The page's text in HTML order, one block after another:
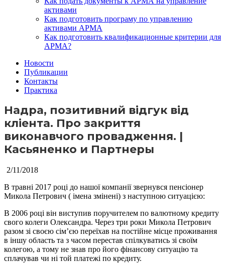
активами
Как подготовить програму по управлению
активами АРМА
Как подготовить квалификационные критерии для
АРМА?
Новости
Публикации
Контакты
Практика
Надра, позитивний відгук від
кліента. Про закриття
виконавчого провадження. |
Касьяненко и Партнеры
2/11/2018
В травні 2017 році до нашої компанії звернувся пенсіонер
Микола Петрович ( імена змінені) з наступною ситуацією:
В 2006 році він виступив поручителем по валютному кредиту
свого колеги Олександра. Через три роки Микола Петрович
разом зі своєю сім’єю переїхав на постійне місце проживання
в іншу область та з часом перестав спілкуватись зі своїм
колегою, а тому не знав про його фінансову ситуацію та
сплачував чи ні той платежі по кредиту.